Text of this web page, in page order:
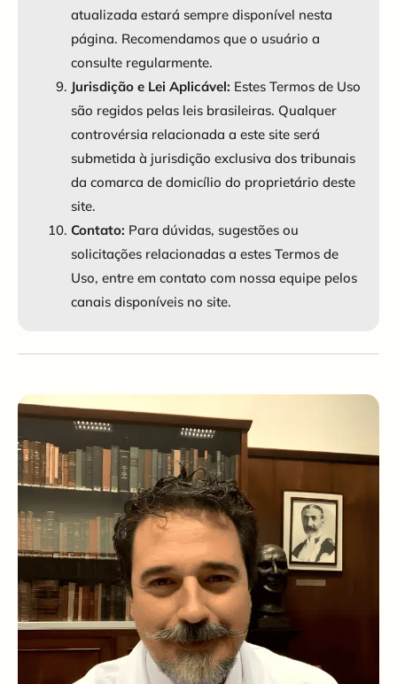
atualizada estará sempre disponível nesta
página. Recomendamos que o usuário a
consulte regularmente.
Jurisdição e Lei Aplicável: Estes Termos de Uso
são regidos pelas leis brasileiras. Qualquer
controvérsia relacionada a este site será
submetida à jurisdição exclusiva dos tribunais
da comarca de domicílio do proprietário deste
site.
Contato: Para dúvidas, sugestões ou
solicitações relacionadas a estes Termos de
Uso, entre em contato com nossa equipe pelos
canais disponíveis no site.